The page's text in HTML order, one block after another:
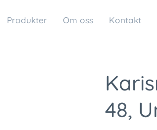
Produkter Om oss Kontakt
48,